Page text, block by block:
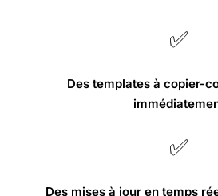
✅
Des templates à copier-
✅
Des mises à jour en temps